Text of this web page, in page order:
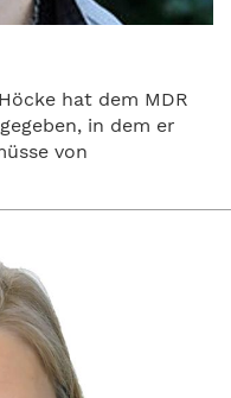
hat dem MDR
in dem er
von